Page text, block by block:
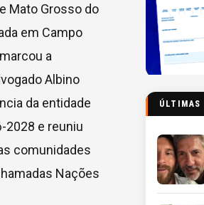
Mato Grosso do
em Campo
a
Albino
da entidade
2028 e reuniu
comunidades
Nações